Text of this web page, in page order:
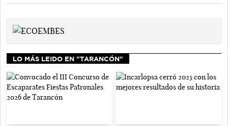
LO MÁS LEIDO EN "TARANCÓN"